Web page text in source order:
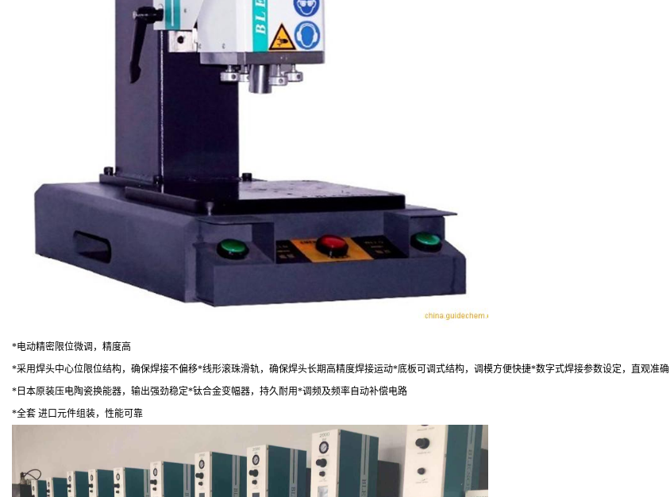
*电动精密限位微调，精度高
*采用焊头中心位限位结构，确保焊接不偏移*线形滚珠滑轨，确保焊头长期高精度焊接运动*底板可调式结构，调模方便快捷*数字式焊接参数设定，直观准确
* 日本原装压电陶瓷换能器，输出强劲稳定*钛合金变幅器，持久耐用*调频及频率自动补偿电路
*全套 进口元件组装，性能可靠